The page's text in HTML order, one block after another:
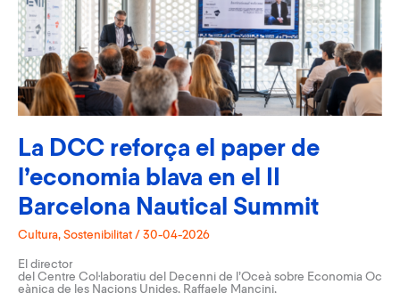
una
nova
sessió
de
Blau
de
Fons
La DCC reforça el paper de
l’economia blava en el II
Barcelona Nautical Summit
Cultura, Sostenibilitat / 30-04-2026
El director
del Centre Col·laboratiu del Decenni de l’Oceà sobre Economia Oc
eànica de les Nacions Unides, Raffaele Mancini,